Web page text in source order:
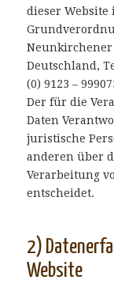
dieser Website
Neunkirchener
Deutschland,
(0) 9123 –
Der für die
Daten
juristische
anderen über
Verarbeitung
entscheidet.
2)
Website